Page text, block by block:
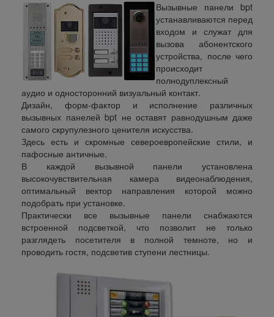
Вызывные панели bpt
устанавливаются перед
входом и служат для
вызова абонентского
устройства, после чего
происходит
полнодуплексный
аудио и односторонний визуальный контакт.
Дизайн, форм-фактор и исполнение различных
вызывных панелей bpt не оставят равнодушным даже
самого скрупулезного ценителя искусства.
Здесь есть и скромные североевропейские стили, и
пафосные античные.
В каждой вызывной панели установлена
высокочувствительная камера видеонаблюдения,
оптимальный вектор направления которой можно
подобрать при установке.
Практически все вызывные панели снабжаются
встроенной подсветкой, что позволит не только
разглядеть посетителя в полной темноте, но и
проводить гостя, подсветив ступени лестницы.